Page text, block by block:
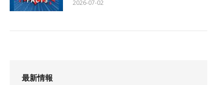
2026-07-02
最新情報